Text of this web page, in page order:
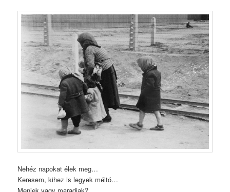
Nehéz napokat élek meg…
Keresem, kihez is legyek méltó…